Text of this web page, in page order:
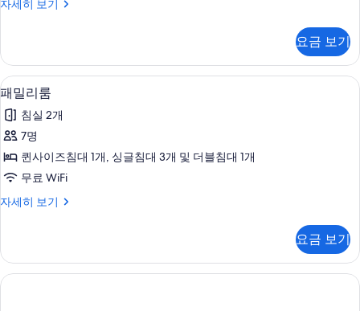
두
기
자세히 보기
패
자
세
히
보
기
요금 보기
패
밀
리
룸
사
모
보
기
패밀리룸 | 고급 침구, 객실 내 금고, 책
8
패밀리룸
침실 2개
7명
퀸사이즈침대 1개, 싱글침대 3개 및 더블침대 1개
무료 WiFi
자세히 보기
패
자
세
히
요금 보기